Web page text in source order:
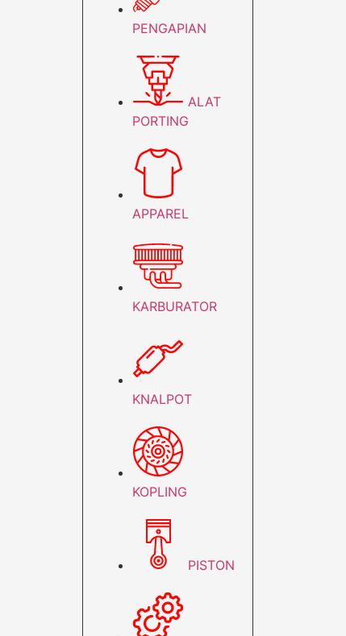
PENGAPIAN
ALAT
PORTING
APPAREL
KARBURATOR
KNALPOT
KOPLING
PISTON